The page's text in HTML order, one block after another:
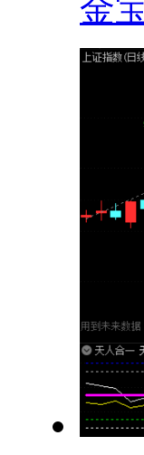
金